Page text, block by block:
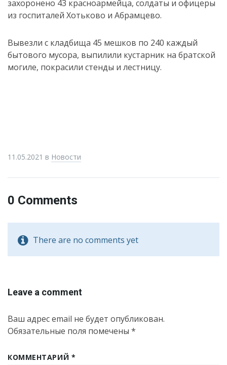
захоронено 43 красноармейца, солдаты и офицеры
из госпиталей Хотьково и Абрамцево.
Вывезли с кладбища 45 мешков по 240 каждый
бытового мусора, выпилили кустарник на братской
могиле, покрасили стенды и лестницу.
11.05.2021 в Новости
0 Comments
There are no comments yet
Leave a comment
Ваш адрес email не будет опубликован.
Обязательные поля помечены *
КОММЕНТАРИЙ *